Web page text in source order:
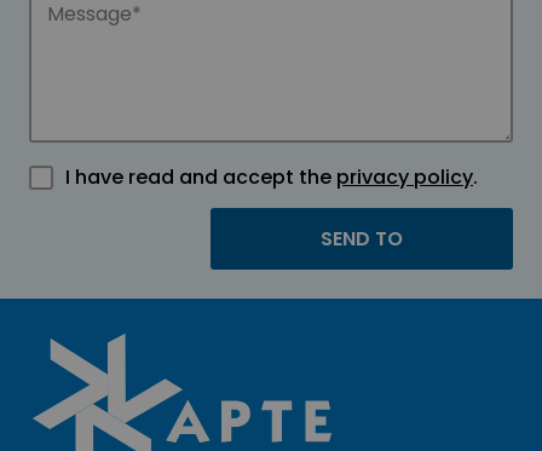
I have read and accept the privacy policy.